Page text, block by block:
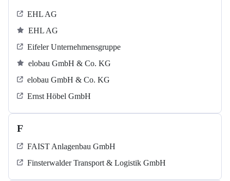
EHL AG
EHL AG
Eifeler Unternehmensgruppe
elobau GmbH & Co. KG
elobau GmbH & Co. KG
Ernst Höbel GmbH
F
FAIST Anlagenbau GmbH
Finsterwalder Transport & Logistik GmbH